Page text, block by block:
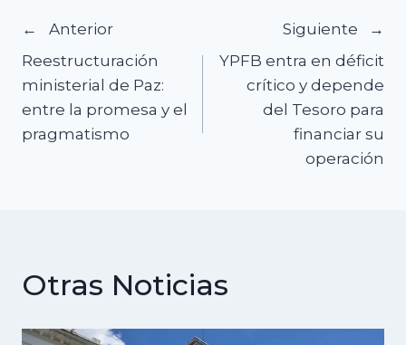
Navegación
de
entradas
Anterior
Reestructuración
ministerial de Paz:
entre la promesa y el
pragmatismo
Siguiente
YPFB entra en déficit
crítico y depende
del Tesoro para
financiar su
operación
Otras Noticias